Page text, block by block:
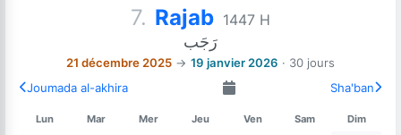
7. Rajab 1447 H
رَجَب
21 décembre 2025 → 19 janvier 2026 · 30 jours
Joumada al-akhira
Sha'ban
Lun Mar Mer Jeu Ven Sam Dim